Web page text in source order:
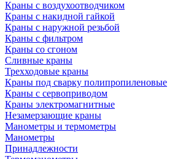
Краны с воздухоотводчиком
Краны с накидной гайкой
Краны с наружной резьбой
Краны с фильтром
Краны со сгоном
Сливные краны
Трехходовые краны
Краны под сварку полипропиленовые
Краны с сервоприводом
Краны электромагнитные
Незамерзающие краны
Манометры и термометры
Манометры
Принадлежности